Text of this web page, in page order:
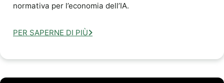
normativa per l’economia dell’IA.
PER SAPERNE DI PIÙ